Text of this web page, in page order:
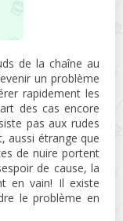
de la chaîne au
un problème
rapidement les
des cas encore
pas aux rudes
aussi étrange que
de nuire portent
de cause, la
en vain! Il existe
le problème en